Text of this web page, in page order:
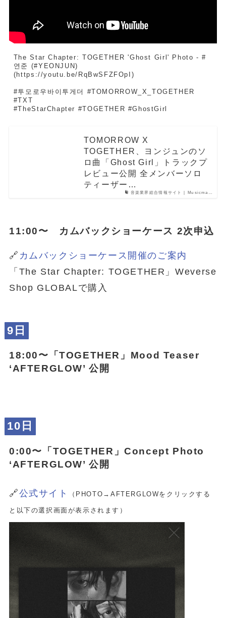
The Star Chapter: TOGETHER 'Ghost Girl' Photo - #
연준 (#YEONJUN)
(https://youtu.be/RqBwSFZFOpI)
#투모로우바이투게더 #TOMORROW_X_TOGETHER
#TXT
#TheStarChapter #TOGETHER #GhostGirl
音楽業界総合情報サイト | Musicma…
TOMORROW X
TOGETHER、ヨンジュンのソ
ロ曲「Ghost Girl」トラックプ
レビュー公開 全メンバーソロ
ティーザー…
11:00〜 カムバックショーケース 2次申込
🔗 カムバックショーケース開催のご案内
「The Star Chapter: TOGETHER」Weverse
Shop GLOBALで購入
9日
18:00〜「TOGETHER 」Mood Teaser
‘AFTERGLOW’ 公開
10日
0:00〜「 TOGETHER 」Concept Photo
‘AFTERGLOW’ 公開
🔗公式サイト （PHOTO→AFTERGLOWをクリックする
と以下の選択画面が表示されます）